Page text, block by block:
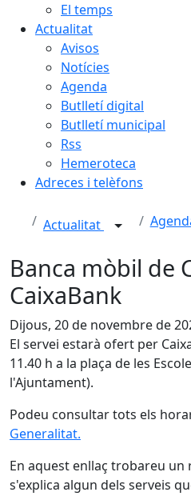
El temps
Actualitat
Avisos
Notícies
Agenda
Butlletí digital
Butlletí municipal
Rss
Hemeroteca
Adreces i telèfons
Actualitat
Banca mòbil de
CaixaBank
Dijous, 20 de novembre de
El servei estarà ofert per
11.40 h a la plaça de les
l'Ajuntament).
Podeu consultar tots els
Generalitat.
En aquest enllaç trobareu un
s'explica algun dels serveis